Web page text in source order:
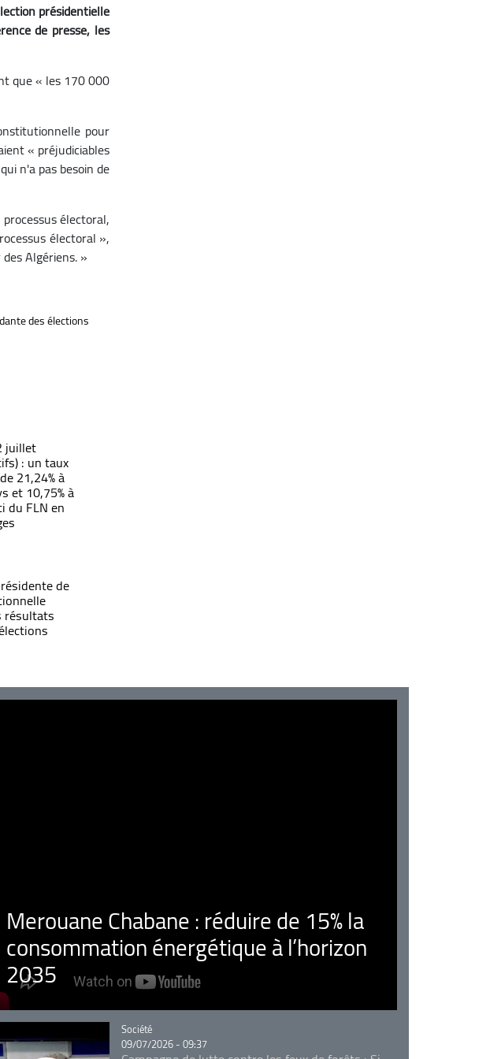
présidentielle
de presse, les
que « les 170 000
pour
« préjudiciables
n'a pas besoin de
électoral,
électoral »,
Algériens. »
des élections
juillet
: un taux
21,24% à
et 10,75% à
du FLN en
de
résultats
Merouane Chabane : réduire de 15% la
consommation énergétique à l’horizon
2035
Catégorie
Société
09/07/2026 - 09:37